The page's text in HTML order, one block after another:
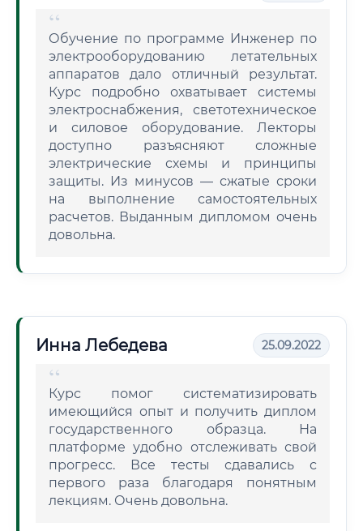
Обучение по программе Инженер по
электрооборудованию летательных
аппаратов дало отличный результат.
Курс подробно охватывает системы
электроснабжения, светотехническое
и силовое оборудование. Лекторы
доступно разъясняют сложные
электрические схемы и принципы
защиты. Из минусов — сжатые сроки
на выполнение самостоятельных
расчетов. Выданным дипломом очень
довольна.
Инна Лебедева 25.09.2022
Курс помог систематизировать
имеющийся опыт и получить диплом
государственного образца. На
платформе удобно отслеживать свой
прогресс. Все тесты сдавались с
первого раза благодаря понятным
лекциям. Очень довольна.